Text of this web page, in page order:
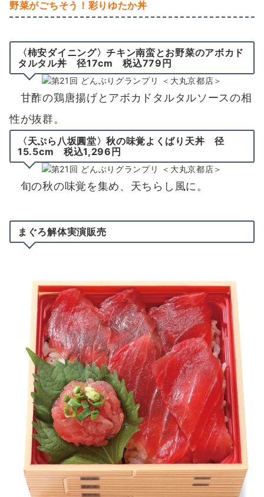
野菜がごちそう！彩りゆたか丼
〈柿安ダイニング〉チキン南蛮とお野菜のアボカド
タルタル丼 径17cm 税込779円
甘酢の鶏唐揚げとアボカドタルタルソースの相
性が抜群。
〈天ぷら八坂圓堂〉秋の味覚よくばり天丼 径
15.5cm 税込1,296円
旬の秋の味覚を集め、天ちらし風に。
まぐろ解体実演販売